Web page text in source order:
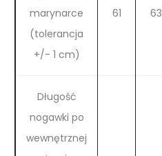
marynarce
(tolerancja
+/- 1 cm)
61 63
Długość
nogawki po
wewnętrznej